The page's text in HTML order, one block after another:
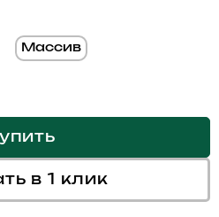
Массив
в 1 клик